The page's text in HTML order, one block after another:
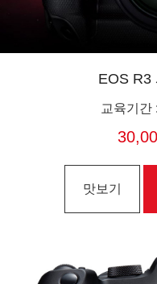
EOS R3
교육기간:
맛보기